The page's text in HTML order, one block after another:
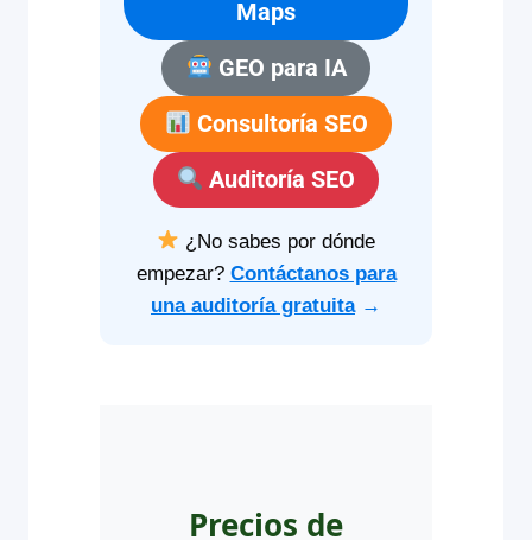
Maps
GEO para IA
Consultoría SEO
Auditoría SEO
¿No sabes por dónde
empezar? Contáctanos para
una auditoría gratuita→
Precios de